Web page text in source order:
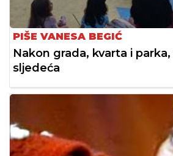
PIŠE VANESA BEGIĆ
Nakon grada, kvarta i
sljedeća